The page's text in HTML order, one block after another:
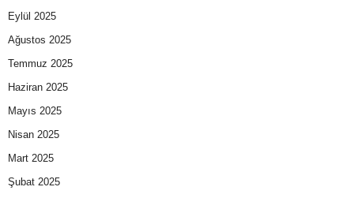
Eylül 2025
Ağustos 2025
Temmuz 2025
Haziran 2025
Mayıs 2025
Nisan 2025
Mart 2025
Şubat 2025